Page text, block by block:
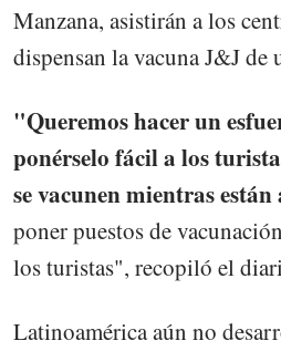
Manzana, asistirán a los
dispensan la vacuna J&J de
"Queremos hacer un
ponérselo fácil a los
se vacunen mientras
poner puestos de
los turistas", recopiló el
Latinoamérica aún no